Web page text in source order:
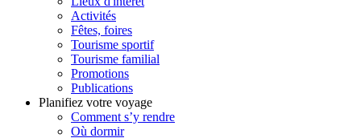
Activités
Fêtes, foires
Tourisme sportif
Tourisme familial
Promotions
Publications
Planifiez votre voyage
Comment s’y rendre
Où dormir